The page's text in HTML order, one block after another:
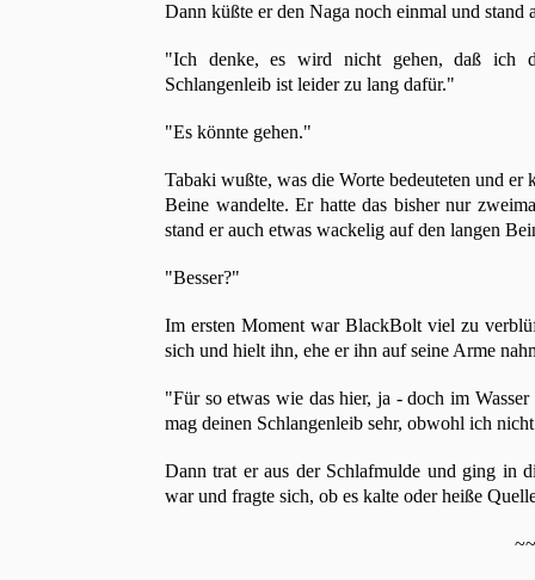
Dann küßte er den Naga noch einmal und stand
"Ich denke, es wird nicht gehen, daß ich
Schlangenleib ist leider zu lang dafür."
"Es könnte gehen."
Tabaki wußte, was die Worte bedeuteten und
Beine wandelte. Er hatte das bisher nur
stand er auch etwas wackelig auf den langen
"Besser?"
Im ersten Moment war BlackBolt viel zu
sich und hielt ihn, ehe er ihn auf seine Arme
"Für so etwas wie das hier, ja - doch im
mag deinen Schlangenleib sehr, obwohl ich
Dann trat er aus der Schlafmulde und ging in
war und fragte sich, ob es kalte oder heiße